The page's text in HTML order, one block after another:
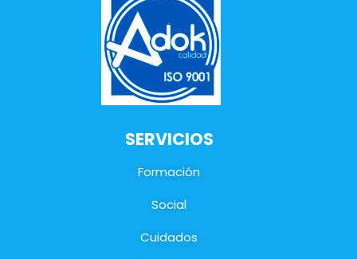
SERVICIOS
Formación
Social
Cuidados